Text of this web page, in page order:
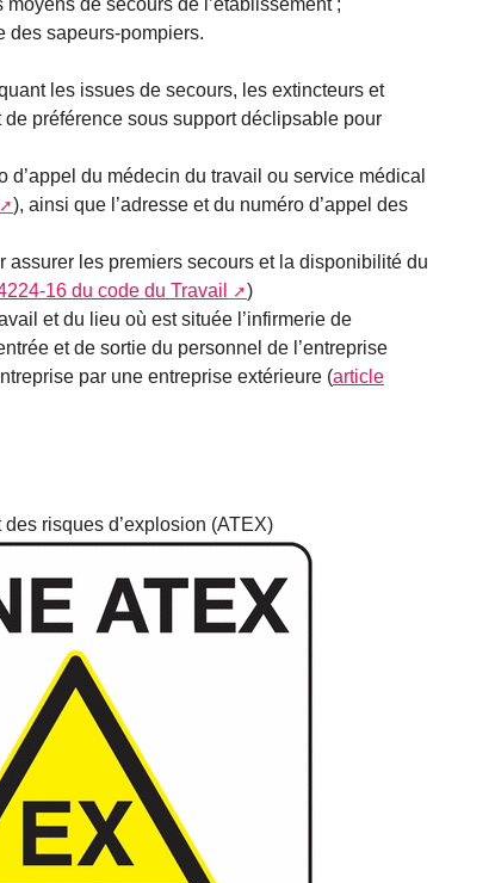
de secours de l’établissement ;
des sapeurs-pompiers.
les issues de secours, les extincteurs et
préférence sous support déclipsable pour
d’appel du médecin du travail ou service médical
), ainsi que l’adresse et du numéro d’appel des
les premiers secours et la disponibilité du
16 du code du Travail
)
et du lieu où est située l’infirmerie de
et de sortie du personnel de l’entreprise
par une entreprise extérieure (article
risques d’explosion (ATEX)